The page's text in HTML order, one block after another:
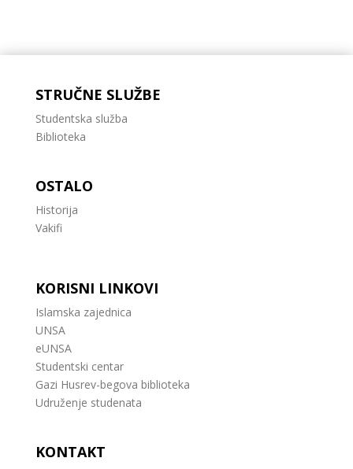
STRUČNE SLUŽBE
Studentska služba
Biblioteka
OSTALO
Historija
Vakifi
KORISNI LINKOVI
Islamska zajednica
UNSA
eUNSA
Studentski centar
Gazi Husrev-begova biblioteka
Udruženje studenata
KONTAKT